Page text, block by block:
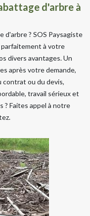
d'arbre à
d'arbre ? SOS Paysagiste
à votre
divers avantages. Un
après votre demande,
contrat ou du devis,
travail sérieux et
? Faites appel à notre